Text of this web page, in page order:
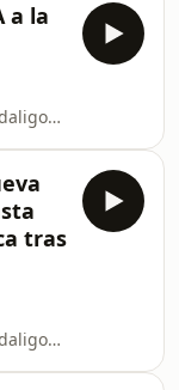
a la
X:
tras
X: